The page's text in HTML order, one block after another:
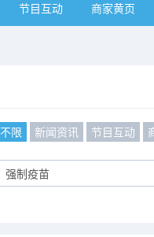
节目互动 商家黄页
不限 新闻资讯 节目互动